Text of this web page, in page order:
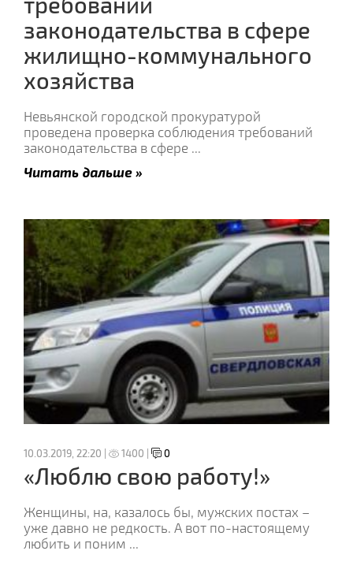
законодательства в сфере
жилищно-коммунального
хозяйства
Невьянской городской прокуратурой
проведена проверка соблюдения требований
законодательства в сфере ...
Читать дальше »
10.03.2019, 22:20 | 1400 | 0
«Люблю свою работу!»
Женщины, на, казалось бы, мужских постах –
уже давно не редкость. А вот по-настоящему
любить и поним ...